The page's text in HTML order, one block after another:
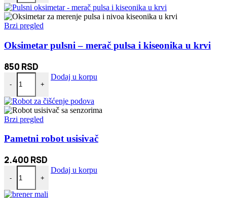
Brzi pregled
Oksimetar pulsni – merač pulsa i kiseonika u krvi
850 RSD
-
Oksimetar pulsni - merač pulsa i kiseonika u krvi količina
+
Dodaj u korpu
Brzi pregled
Pametni robot usisivač
2.400 RSD
-
Pametni robot usisivač količina
+
Dodaj u korpu